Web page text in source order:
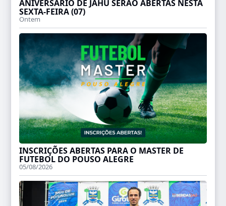
ANIVERSÁRIO DE JAHU SERÃO ABERTAS NESTA
SEXTA-FEIRA (07)
Ontem
INSCRIÇÕES ABERTAS PARA O MASTER DE
FUTEBOL DO POUSO ALEGRE
05/08/2026